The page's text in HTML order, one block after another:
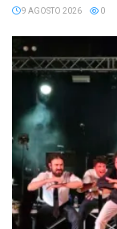
9 AGOSTO 2026 0